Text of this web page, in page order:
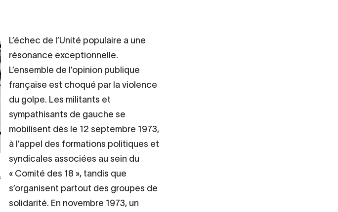
L’échec de l’Unité populaire a une
résonance exceptionnelle.
L’ensemble de l’opinion publique
française est choqué par la violence
du golpe. Les militants et
sympathisants de gauche se
mobilisent dès le 12 septembre 1973,
à l’appel des formations politiques et
syndicales associées au sein du
« Comité des 18 », tandis que
s’organisent partout des groupes de
solidarité. En novembre 1973, un